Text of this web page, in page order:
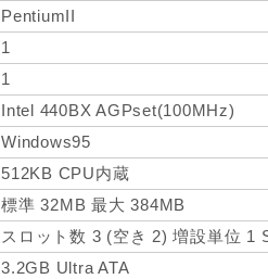
PentiumII
1
1
Intel 440BX AGPset(100MHz)
Windows95
512KB CPU内蔵
標準 32MB 最大 384MB
スロット数 3 (空き 2) 増設単位 1
3.2GB Ultra ATA